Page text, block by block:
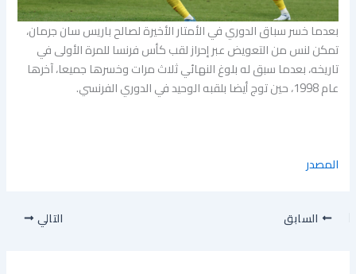
بعدما خسر سباق الدوري في الأمتار الأخيرة لصالح باريس سان جرمان،
تمكن لنس من التعويض عبر إحراز لقب كأس فرنسا للمرة الأولى في
تاريخه، بعدما سبق له بلوغ النهائي ثلاث مرات وخسرها جميعا، آخرها
عام 1998، حين توج أيضا بلقبه الوحيد في الدوري الفرنسي.
المصدر
السابق التالي